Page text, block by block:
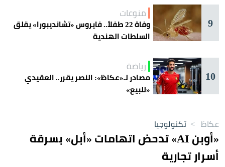
9
منوعات
وفاة 22 طفلاً.. فايروس «تشانديبورا» يقلق
السلطات الهندية
10
رياضة
مصادر لـ«عكاظ»: النصر يقرر.. العقيدي
«للبيع»
عكاظ > تكنولوجيا
«أوبن AI» تدحض اتهامات «أبل» بسرقة
أسرار تجارية